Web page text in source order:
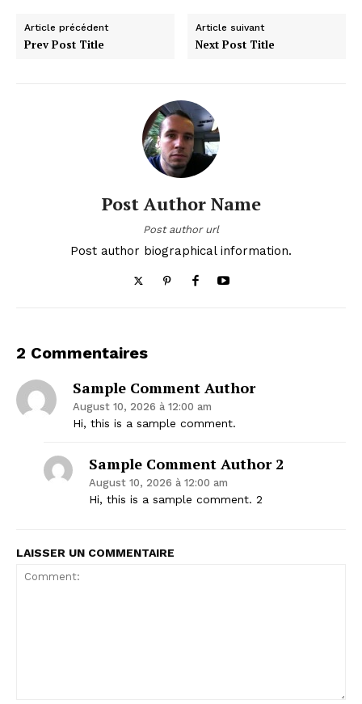
Article précédent
Prev Post Title
Article suivant
Next Post Title
Post Author Name
Post author url
Post author biographical information.
2 Commentaires
Sample Comment Author
August 10, 2026 à 12:00 am
Hi, this is a sample comment.
Sample Comment Author 2
August 10, 2026 à 12:00 am
Hi, this is a sample comment. 2
LAISSER UN COMMENTAIRE